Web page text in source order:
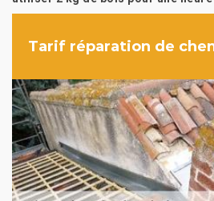
Tarif réparation de